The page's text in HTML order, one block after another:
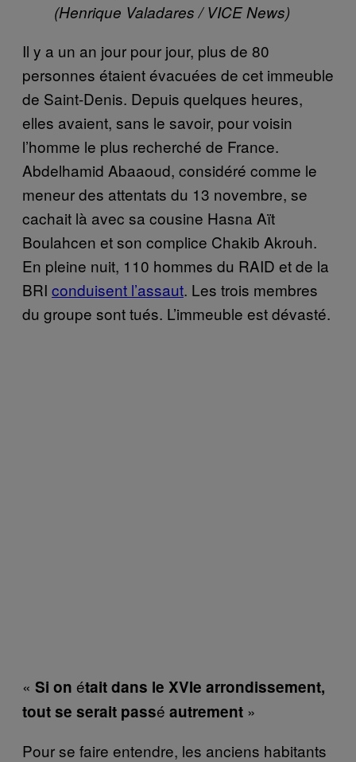
(Henrique Valadares / VICE News)
Il y a un an jour pour jour, plus de 80
personnes étaient évacuées de cet immeuble
de Saint-Denis. Depuis quelques heures,
elles avaient, sans le savoir, pour voisin
l’homme le plus recherché de France.
Abdelhamid Abaaoud, considéré comme le
meneur des attentats du 13 novembre, se
cachait là avec sa cousine Hasna Aït
Boulahcen et son complice Chakib Akrouh.
En pleine nuit, 110 hommes du RAID et de la
BRI conduisent l’assaut. Les trois membres
du groupe sonttués. L’immeuble est dévasté.
« Si on était dans le XVIe arrondissement,
tout se serait passé autrement »
Pour se faire entendre, les anciens habitants